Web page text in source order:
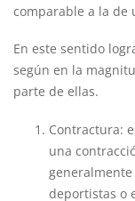
comparable a la de
En este sentido
según en la
parte de ellas.
Contractura:
una
generalmente
deportistas o